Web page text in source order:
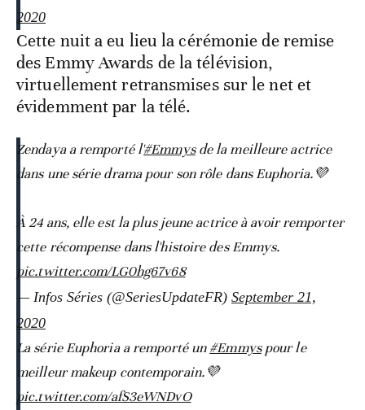
2020
Cette nuit a eu lieu la cérémonie de remise
des Emmy Awards de la télévision,
virtuellement retransmises sur le net et
évidemment par la télé.
Zendaya a remporté l'#Emmysde la meilleure actrice
dans une série drama pour son rôle dans Euphoria.💜
À 24 ans, elle est la plus jeune actrice à avoir remporter
cette récompense dans l'histoire des Emmys.
pic.twitter.com/LG0hg67v68
— Infos Séries (@SeriesUpdateFR) September 21,
2020
La série Euphoria a remporté un#Emmyspour le
meilleur makeup contemporain.💜
pic.twitter.com/afS3eWNDvO